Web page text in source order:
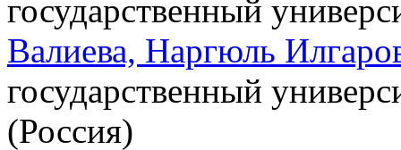
государственный
Валиева, Наргюль
государственный
(Россия)